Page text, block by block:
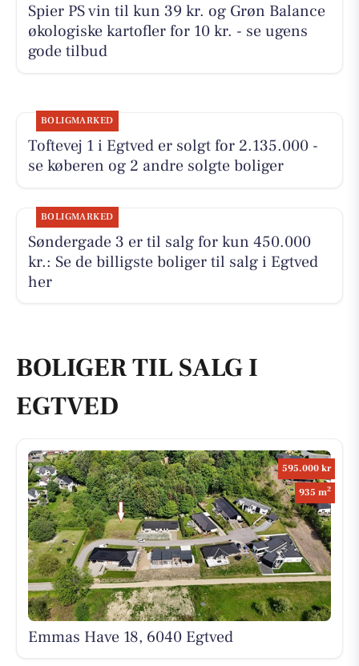
Spier PS vin til kun 39 kr. og Grøn Balance
økologiske kartofler for 10 kr. - se ugens
gode tilbud
BOLIGMARKED
Toftevej 1 i Egtved er solgt for 2.135.000 -
se køberen og 2 andre solgte boliger
BOLIGMARKED
Søndergade 3 er til salg for kun 450.000
kr.: Se de billigste boliger til salg i Egtved
her
BOLIGER TIL SALG I
EGTVED
595.000 kr
935 m2
Emmas Have 18, 6040 Egtved